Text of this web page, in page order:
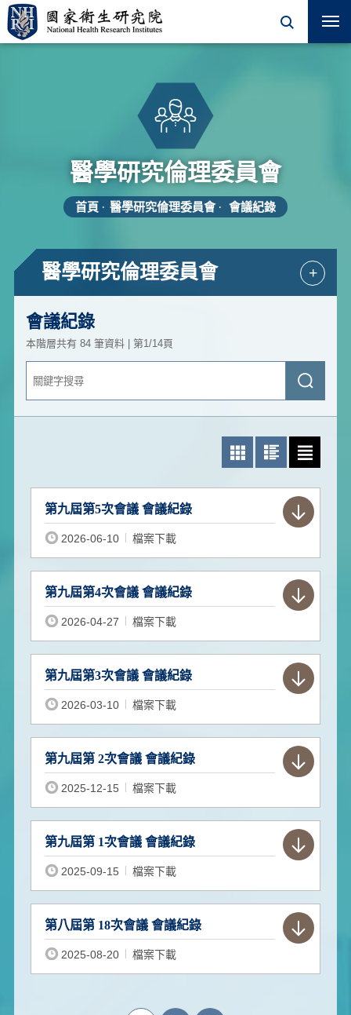
醫學研究倫理委員會
首頁 醫學研究倫理委員會 會議紀錄
醫學研究倫理委員會 +
會議紀錄
本階層共有 84 筆資料 | 第1/14頁
關
送
第九屆第5次會議 會議紀錄
2026-06-10 檔案下載
第九屆第4次會議 會議紀錄
2026-04-27 檔案下載
第九屆第3次會議 會議紀錄
2026-03-10 檔案下載
第九屆第 2次會議 會議紀錄
2025-12-15 檔案下載
第九屆第 1次會議 會議紀錄
2025-09-15 檔案下載
第八屆第 18次會議 會議紀錄
2025-08-20 檔案下載